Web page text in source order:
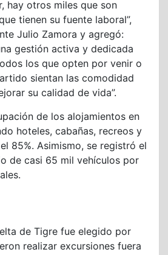
hay otros miles que son
tienen su fuente laboral”,
Julio Zamora y agregó:
gestión activa y dedicada
los que opten por venir o
sientan las comodidad
su calidad de vida”.
de los alojamientos en
hoteles, cabañas, recreos y
85%. Asimismo, se registró el
de casi 65 mil vehículos por
de Tigre fue elegido por
realizar excursiones fuera